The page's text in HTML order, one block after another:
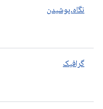
نگاه.پوشیدن
گرافیک